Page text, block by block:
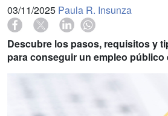
03/11/2025 Paula R. Insunza
Descubre los pasos, requisitos y
para conseguir un empleo público